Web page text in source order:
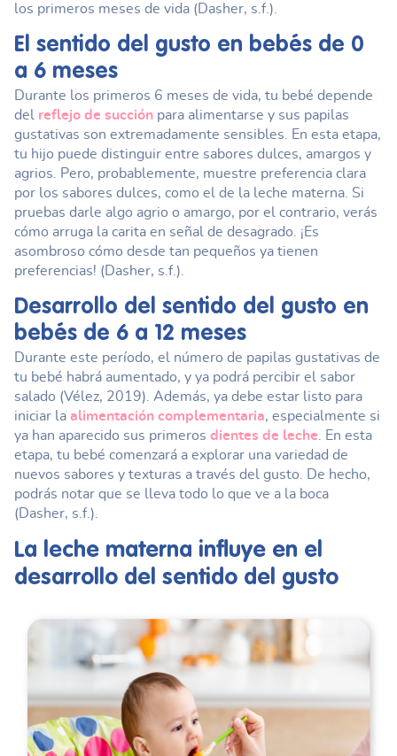
los primeros meses de vida (Dasher, s.f.).
El sentido del gusto en bebés de 0
a 6 meses
Durante los primeros 6 meses de vida, tu bebé depende
del reflejo de succión para alimentarse y sus papilas
gustativas son extremadamente sensibles. En esta etapa,
tu hijo puede distinguir entre sabores dulces, amargos y
agrios. Pero, probablemente, muestre preferencia clara
por los sabores dulces, como el de la leche materna. Si
pruebas darle algo agrio o amargo, por el contrario, verás
cómo arruga la carita en señal de desagrado. ¡Es
asombroso cómo desde tan pequeños ya tienen
preferencias! (Dasher, s.f.).
Desarrollo del sentido del gusto en
bebés de 6 a 12 meses
Durante este período, el número de papilas gustativas de
tu bebé habrá aumentado, y ya podrá percibir el sabor
salado (Vélez, 2019). Además, ya debe estar listo para
iniciar la alimentación complementaria, especialmente si
ya han aparecido sus primeros dientes de leche . En esta
etapa, tu bebé comenzará a explorar una variedad de
nuevos sabores y texturas a través del gusto. De hecho,
podrás notar que se lleva todo lo que ve a la boca
(Dasher, s.f.).
La leche materna influye en el
desarrollo del sentido del gusto